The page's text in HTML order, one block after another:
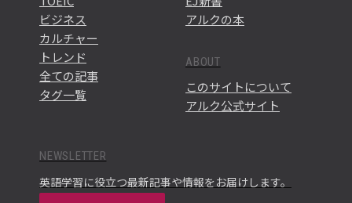
ビジネス
カルチャー
トレンド
全ての記事
タグ一覧
アルクの本
ABOUT
このサイトについて
アルク公式サイト
NEWSLETTER
英語学習に役立つ最新記事や情報をお届けします。